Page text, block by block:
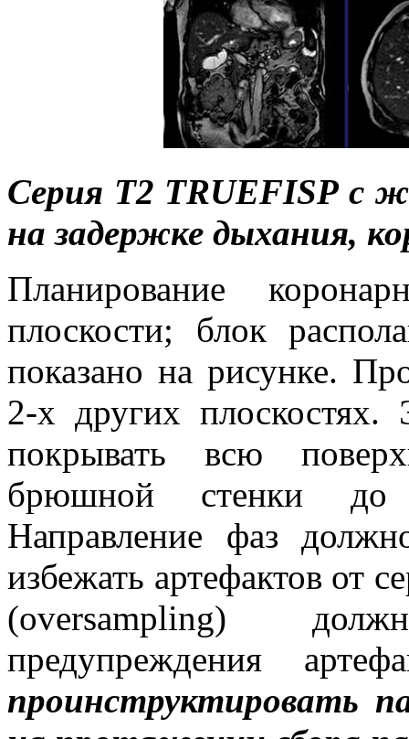
Серия T2 TRUEFISPс
на задержке дыхания,
Планирование
плоскости; блок
показано на рисунке.
2-х других
покрывать всю
брюшной стенки до
Направление фаз
избежать артефактов от
(oversampling)
предупреждения
проинструктировать